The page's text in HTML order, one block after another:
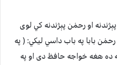
او رحمٰن پېژندنه كي لوى
بابا په باب داسي ليكي: ( په
ده هغه خواجه حافظ دى او په